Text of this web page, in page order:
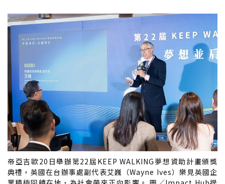
帝亞吉歐20日舉辦第22屆KEEP WALKING夢想資助計畫頒獎
典禮，英國在台辦事處副代表艾巍（Wayne Ives）樂見英國企